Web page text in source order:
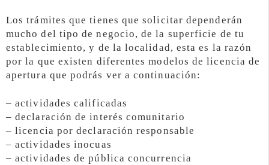
Los trámites que tienes que solicitar dependerán
mucho del tipo de negocio, de la superficie de tu
establecimiento, y de la localidad, esta es la razón
por la que existen diferentes modelos de licencia de
apertura que podrás ver a continuación:
– actividades calificadas
– declaración de interés comunitario
– licencia por declaración responsable
– actividades inocuas
– actividades de pública concurrencia